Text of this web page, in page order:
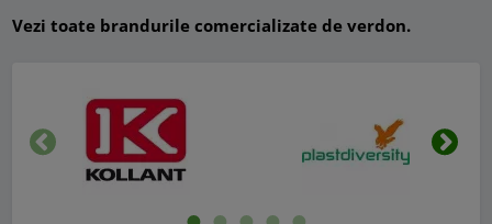
Vezi toate brandurile comercializate de verdon.
Inapoi